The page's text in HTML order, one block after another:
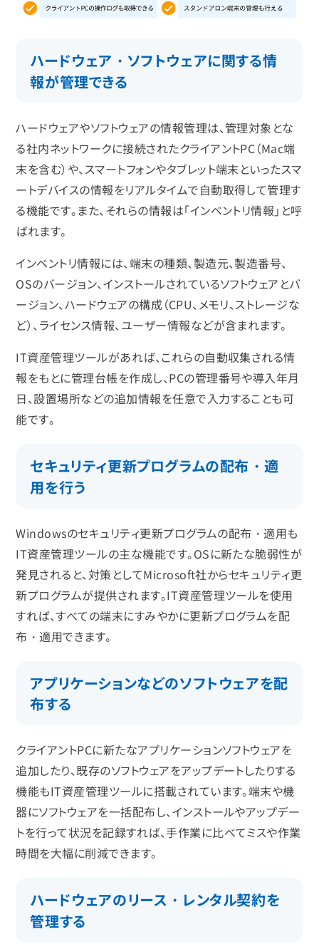
ハードウェア・ソフトウェアに関する情
報が管理できる
ハードウェアやソフトウェアの情報管理は、管理対象とな
る社内ネットワークに接続されたクライアントPC（Mac端
末を含む）や、スマートフォンやタブレット端末といったスマ
ートデバイスの情報をリアルタイムで自動取得して管理す
る機能です。また、それらの情報は「インベントリ情報」と呼
ばれます。
インベントリ情報には、端末の種類、製造元、製造番号、
OSのバージョン、インストールされているソフトウェアとバ
ージョン、ハードウェアの構成（CPU、メモリ、ストレージな
ど）、ライセンス情報、ユーザー情報などが含まれます。
IT資産管理ツールがあれば、これらの自動収集される情
報をもとに管理台帳を作成し、PCの管理番号や導入年月
日、設置場所などの追加情報を任意で入力することも可
能です。
セキュリティ更新プログラムの配布・適
用を行う
Windowsのセキュリティ更新プログラムの配布・適用も
IT資産管理ツールの主な機能です。OSに新たな脆弱性が
発見されると、対策としてMicrosoft社からセキュリティ更
新プログラムが提供されます。IT資産管理ツールを使用
すれば、すべての端末にすみやかに更新プログラムを配
布・適用できます。
アプリケーションなどのソフトウェアを配
布する
クライアントPCに新たなアプリケーションソフトウェアを
追加したり、既存のソフトウェアをアップデートしたりする
機能もIT資産管理ツールに搭載されています。端末や機
器にソフトウェアを一括配布し、インストールやアップデー
トを行って状況を記録すれば、手作業に比べてミスや作業
時間を大幅に削減できます。
ハードウェアのリース・レンタル契約を
管理する